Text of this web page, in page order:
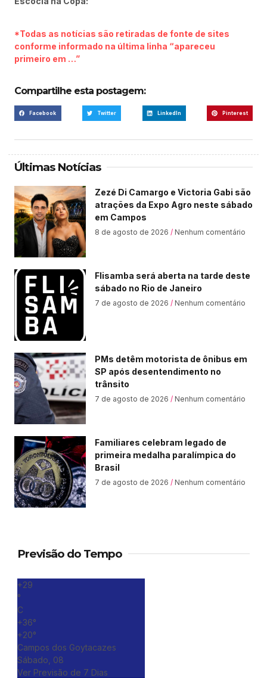
*Todas as notícias são retiradas de fonte de sites
conforme informado na última linha “apareceu
primeiro em …”
Compartilhe esta postagem:
Facebook Twitter LinkedIn Pinterest
Últimas Notícias
Zezé Di Camargo e Victoria Gabi são
atrações da Expo Agro neste sábado
em Campos
8 de agosto de 2026 Nenhum comentário
Flisamba será aberta na tarde deste
sábado no Rio de Janeiro
7 de agosto de 2026 Nenhum comentário
PMs detêm motorista de ônibus em
SP após desentendimento no
trânsito
7 de agosto de 2026 Nenhum comentário
Familiares celebram legado de
primeira medalha paralímpica do
Brasil
7 de agosto de 2026 Nenhum comentário
Previsão do Tempo
+29
°
C
+36°
+20°
Campos dos Goytacazes
Sábado, 08
Ver Previsão de 7 Dias